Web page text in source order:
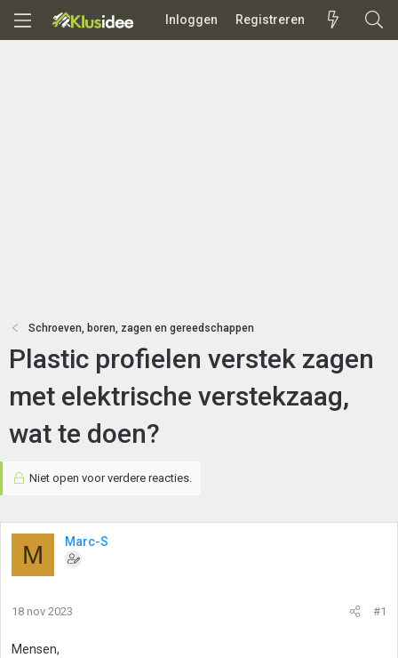
Inloggen Registreren
Schroeven, boren, zagen en gereedschappen
Plastic profielen verstek zagen
met elektrische verstekzaag,
wat te doen?
Niet open voor verdere reacties.
M Marc-S
18 nov 2023 #1
Mensen,